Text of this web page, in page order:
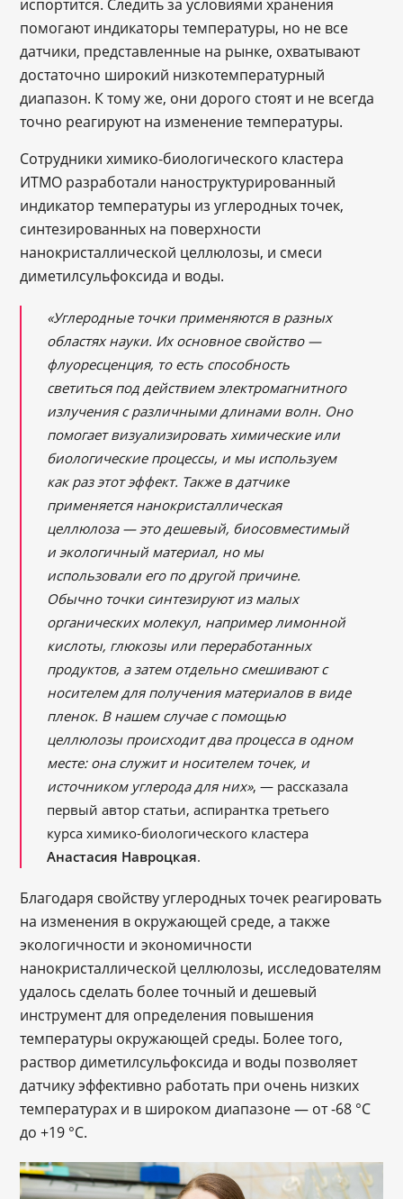
испортится. Следить за условиями хранения
помогают индикаторы температуры, но не все
датчики, представленные на рынке, охватывают
достаточно широкий низкотемпературный
диапазон. К тому же, они дорого стоят и не всегда
точно реагируют на изменение температуры.
Сотрудники химико-биологического кластера
ИТМО разработали наноструктурированный
индикатор температуры из углеродных точек,
синтезированных на поверхности
нанокристаллической целлюлозы, и смеси
диметилсульфоксида и воды.
«Углеродные точки применяются в разных
областях науки. Их основное свойство —
флуоресценция, то есть способность
светиться под действием электромагнитного
излучения с различными длинами волн. Оно
помогает визуализировать химические или
биологические процессы, и мы используем
как раз этот эффект. Также в датчике
применяется нанокристаллическая
целлюлоза — это дешевый, биосовместимый
и экологичный материал, но мы
использовали его по другой причине.
Обычно точки синтезируют из малых
органических молекул, например лимонной
кислоты, глюкозы или переработанных
продуктов, а затем отдельно смешивают с
носителем для получения материалов в виде
пленок. В нашем случае с помощью
целлюлозы происходит два процесса в одном
месте: она служит и носителем точек, и
источником углерода для них», — рассказала
первый автор статьи, аспирантка третьего
курса химико-биологического кластера
Анастасия Навроцкая.
Благодаря свойству углеродных точек реагировать
на изменения в окружающей среде, а также
экологичности и экономичности
нанокристаллической целлюлозы, исследователям
удалось сделать более точный и дешевый
инструмент для определения повышения
температуры окружающей среды. Более того,
раствор диметилсульфоксида и воды позволяет
датчику эффективно работать при очень низких
температурах и в широком диапазоне — от -68 °C
до +19 °C.